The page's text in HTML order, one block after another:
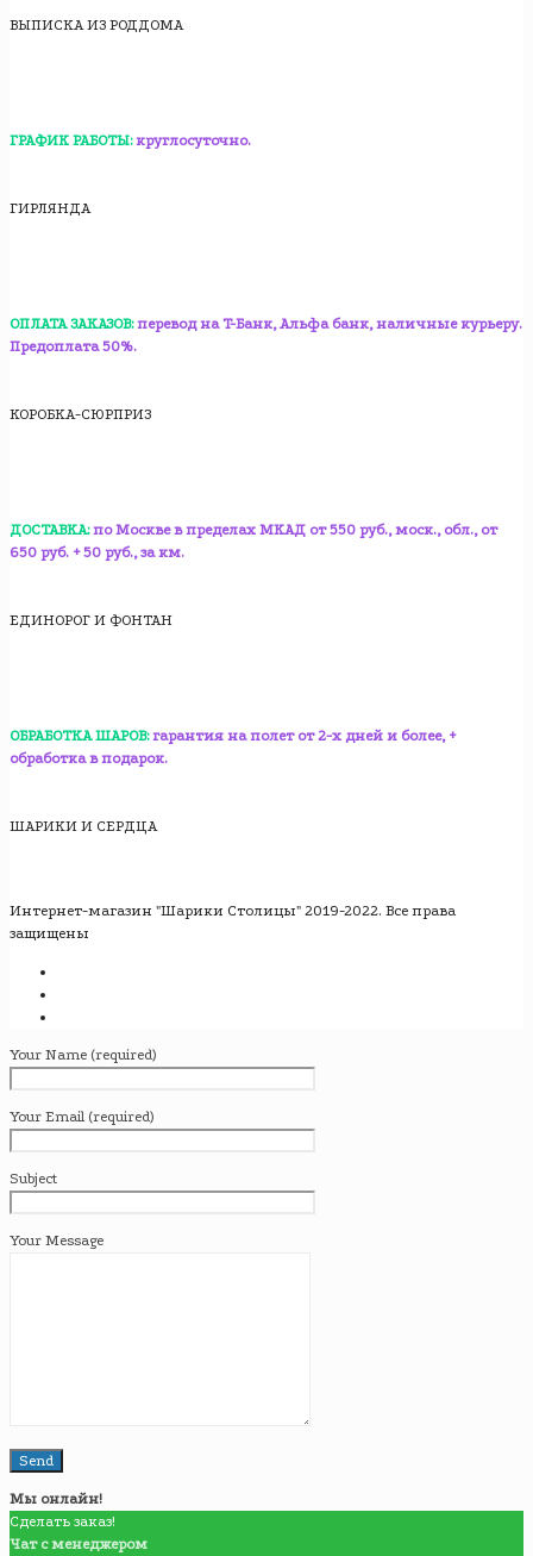
ВЫПИСКА ИЗ РОДДОМА
ГРАФИК РАБОТЫ: круглосуточно.
ГИРЛЯНДА
ОПЛАТА ЗАКАЗОВ: перевод на T-Банк, Альфа банк, наличные курьеру.
Предоплата 50%.
КОРОБКА-СЮРПРИЗ
ДОСТАВКА: по Москве в пределах МКАД от 550 руб., моск., обл., от
650 руб. + 50 руб., за км.
ЕДИНОРОГ И ФОНТАН
ОБРАБОТКА ШАРОВ: гарантия на полет от 2-х дней и более, +
обработка в подарок.
ШАРИКИ И СЕРДЦА
Интернет-магазин "Шарики Столицы" 2019-2022. Все права
защищены
Your Name (required)
Your Email (required)
Subject
Your Message
Мы онлайн!
Сделать заказ!
Чат с менеджером